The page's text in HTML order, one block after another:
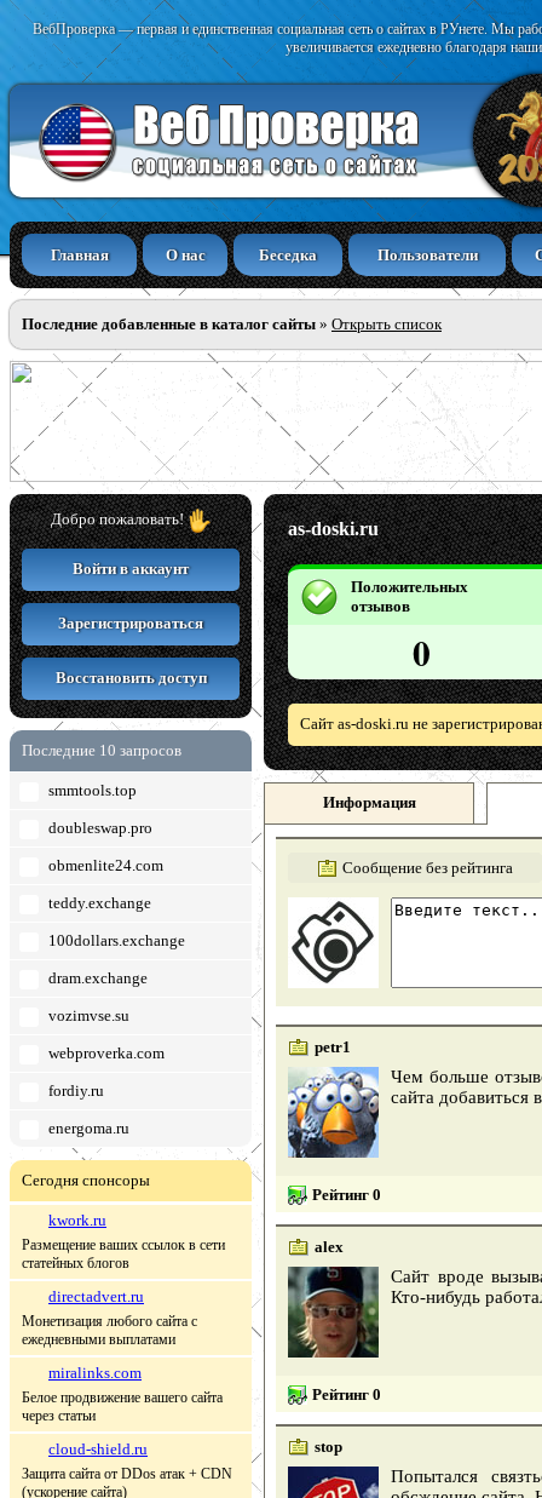
ВебПроверка — первая и единственная социальная сеть о сайтах в РУнете. Мы
увеличивается ежедневно благодаря
Главная О нас Беседка Пользователи
Последние добавленные в каталог сайты » Открыть список
Добро пожаловать!
Войти в аккаунт
Зарегистрироваться
Восстановить доступ
Последние 10 запросов
smmtools.top
doubleswap.pro
obmenlite24.com
teddy.exchange
100dollars.exchange
dram.exchange
vozimvse.su
webproverka.com
fordiy.ru
energoma.ru
Сегодня спонсоры
kwork.ru
Размещение ваших ссылок в сети
статейных блогов
directadvert.ru
Монетизация любого сайта с
ежедневными выплатами
miralinks.com
Белое продвижение вашего сайта
через статьи
cloud-shield.ru
Защита сайта от DDos атак + CDN
(ускорение сайта)
as-doski.ru
Положительных
отзывов
0
Сайт as-doski.ru не
Информация
Сообщение без рейтинга
petr1
Чем больше
сайта добавиться
Рейтинг 0
alex
Сайт вроде
Кто-нибудь
Рейтинг 0
stop
Попытался